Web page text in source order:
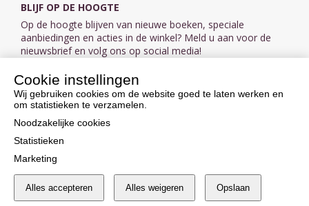
BLIJF OP DE HOOGTE
Op de hoogte blijven van nieuwe boeken, speciale
aanbiedingen en acties in de winkel? Meld u aan voor de
nieuwsbrief en volg ons op social media!
Aanmelden nieuwsbrief
VOLG ONS OP SOCIAL MEDIA
Cookie instellingen
Cookie instellingen
Wij gebruiken cookies om de website goed te laten werken en
om statistieken te verzamelen.
Noodzakelijke cookies
Statistieken
Marketing
Alles accepteren Alles weigeren Opslaan